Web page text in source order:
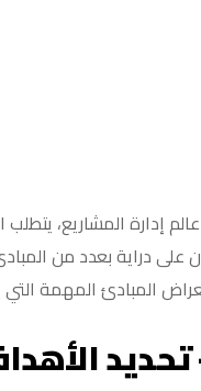
إدارة المشاريع،
على دراية بعدد من
المبادئ المهمة التي
تحديد